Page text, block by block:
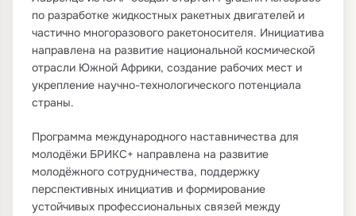
по разработке жидкостных ракетных двигателей и
частично многоразового ракетоносителя. Инициатива
направлена на развитие национальной космической
отрасли Южной Африки, создание рабочих мест и
укрепление научно-технологического потенциала
страны.
Программа международного наставничества для
молодёжи БРИКС+ направлена на развитие
молодёжного сотрудничества, поддержку
перспективных инициатив и формирование
устойчивых профессиональных связей между